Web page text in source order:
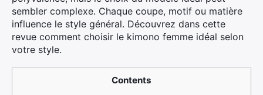
sembler complexe. Chaque coupe, motif ou matière
influence le style général. Découvrez dans cette
revue comment choisir le kimono femme idéal selon
votre style.
Contents